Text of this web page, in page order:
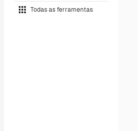
Todas as ferramentas